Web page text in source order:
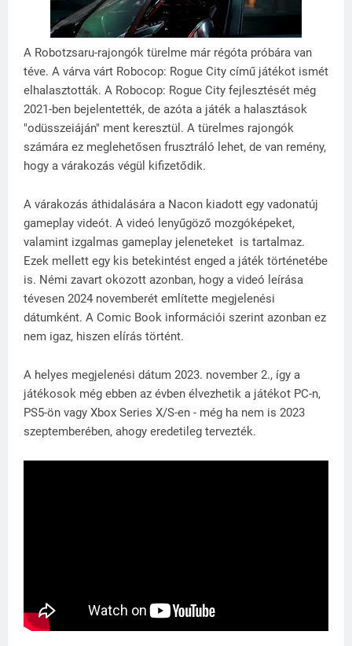
A Robotzsaru-rajongók türelme már régóta próbára van
téve. A várva várt Robocop: Rogue City című játékot ismét
elhalasztották. A Robocop: Rogue City fejlesztését még
2021-ben bejelentették, de azóta a játék a halasztások
"odüsszeiáján" ment keresztül. A türelmes rajongók
számára ez meglehetősen frusztráló lehet, de van remény,
hogy a várakozás végül kifizetődik.
A várakozás áthidalására a Nacon kiadott egy vadonatúj
gameplay videót. A videó lenyűgöző mozgóképeket,
valamint izgalmas gameplay jeleneteket is tartalmaz.
Ezek mellett egy kis betekintést enged a játék történetébe
is. Némi zavart okozott azonban, hogy a videó leírása
tévesen 2024 novemberét említette megjelenési
dátumként. A Comic Book információi szerint azonban ez
nem igaz, hiszen elírás történt.
A helyes megjelenési dátum 2023. november 2., így a
játékosok még ebben az évben élvezhetik a játékot PC-n,
PS5-ön vagy Xbox Series X/S-en - még ha nem is 2023
szeptemberében, ahogy eredetileg tervezték.